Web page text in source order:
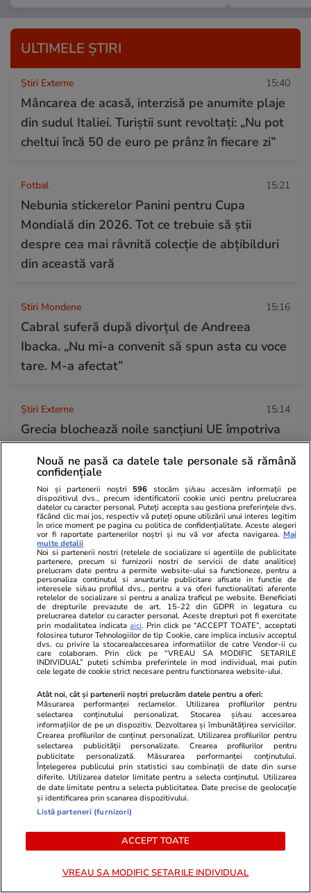
ULTIMELE ȘTIRI
Știri Externe 15:40
Mâncarea de acasă, interzisă pe anumite plaje
din sudul Italiei. Turiștii sunt revoltați: „Nu pot
cheltui încă 50 de euro pe prânz în fiecare zi”
Fotbal 15:21
Nebunia stickerelor Panini pentru Cupa
Mondială din 2026. Tot ce trebuie să știi
despre cea mai râvnită colecție de abțibilduri
din această vară
Stiri Mondene 15:16
Cabral suferă după divorțul de Andreea
Ibacka. „Nu mi-a convenit să spun asta cu voce
tare. M-a afectat”
Știri Externe 15:14
Grecia blochează noile sancțiuni UE împotriva
deținută de un miliardar
Citește mai multe
TRENDING
Știri România 07:00
Mărturia lui Ovidiu, supraviețuitorul unui
proiect aplicat heirupist de statul român –
copii reuniți cu familiile abuzive care-i
abandonaseră: „Își doreau să scape de noi”
Bani și Afaceri 15 iul.
Economiștii estimează că România își va
menține ratingul de țară, dar statul va fi în
continuare tot fără bani. „Am taxat săracii ca
să menținem o nomenclatură”
Știri Externe 15 iul.
Ce este OXY, proiectul de 300 de milioane de
euro din Bruxelles unde a murit un muncitor
Nouă ne pasă ca datele tale personale să rămână
confidențiale
Noi și partenerii noștri 596 stocăm și/sau accesăm informații pe
dispozitivul dvs., precum identificatorii cookie unici pentru prelucrarea
datelor cu caracter personal. Puteți accepta sau gestiona preferințele dvs.
făcând clic mai jos, respectiv vă puteți opune utilizării unui interes legitim
în orice moment pe pagina cu politica de confidențialitate. Aceste alegeri
vor fi raportate partenerilor noștri și nu vă vor afecta navigarea. Mai
multe detalii
Noi si partenerii nostri (retelele de socializare si agentiile de publicitate
partenere, precum si furnizorii nostri de servicii de date analitice)
prelucram date pentru a permite website-ului sa functioneze, pentru a
personaliza continutul si anunturile publicitare afisate in functie de
interesele si/sau profilul dvs., pentru a va oferi functionalitati aferente
retelelor de socializare si pentru a analiza traficul pe website. Beneficiati
de drepturile prevazute de art. 15-22 din GDPR in legatura cu
prelucrarea datelor cu caracter personal. Aceste drepturi pot fi exercitate
prin modalitatea indicataaici. Prin click pe “ACCEPT TOATE”, acceptati
folosirea tuturor Tehnologiilor de tip Cookie, care implica inclusiv acceptul
dvs. cu privire la stocarea/accesarea informatiilor de catre Vendor-ii cu
care colaboram. Prin click pe “VREAU SA MODIFIC SETARILE
INDIVIDUAL” puteti schimba preferintele in mod individual, mai putin
cele legate de cookie strict necesare pentru functionarea website-ului.
Atât noi, cât și partenerii noștri prelucrăm datele pentru a oferi:
Măsurarea performanței reclamelor. Utilizarea profilurilor pentru
selectarea conținutului personalizat. Stocarea și/sau accesarea
informațiilor de pe un dispozitiv. Dezvoltarea și îmbunătățirea serviciilor.
Crearea profilurilor de conținut personalizat. Utilizarea profilurilor pentru
selectarea publicității personalizate. Crearea profilurilor pentru
publicitate personalizată. Măsurarea performanței conținutului.
Înțelegerea publicului prin statistici sau combinații de date din surse
diferite. Utilizarea datelor limitate pentru a selecta conținutul. Utilizarea
de date limitate pentru a selecta publicitatea. Date precise de geolocație
și identificarea prin scanarea dispozitivului.
Listă parteneri (furnizori)
ACCEPT TOATE
VREAU SA MODIFIC SETARILE INDIVIDUAL